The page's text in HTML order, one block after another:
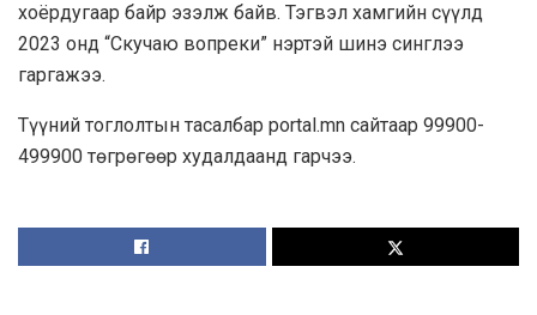
хоёрдугаар байр эзэлж байв. Тэгвэл хамгийн сүүлд
2023 онд “Скучаю вопреки” нэртэй шинэ синглээ
гаргажээ.
Түүний тоглолтын тасалбар portal.mn сайтаар 99900-
499900 төгрөгөөр худалдаанд гарчээ.